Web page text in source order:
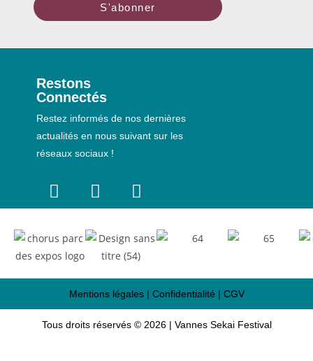
S'abonner
Restons
Connectés
Restez informés de nos dernières
actualités en nous suivant sur les
réseaux sociaux !
Mentions légales| Confidentialité | CGV
Tous droits réservés © 2026 | Vannes Sekai Festival